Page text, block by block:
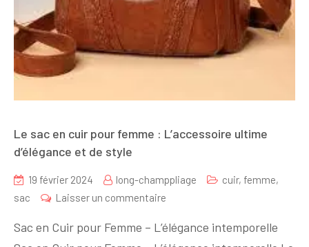
Le sac en cuir pour femme : L’accessoire ultime
d’élégance et de style
19 février 2024 long-champpliage cuir, femme,
sac
Laisser un commentaire
sac
Sac en Cuir pour Femme – L’élégance intemporelle